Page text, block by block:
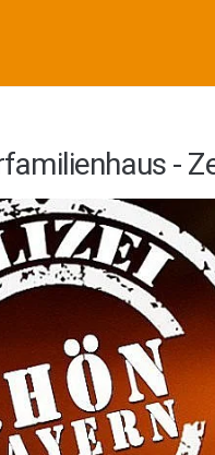
-